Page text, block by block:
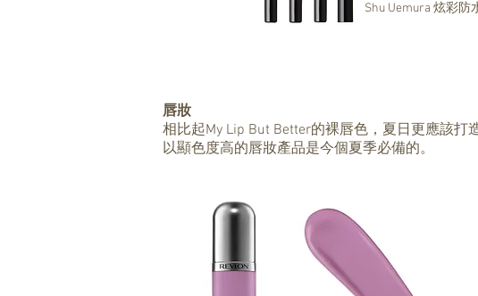
Shu Uemura 炫彩防
唇妝
相比起My Lip But Better的裸唇色，夏日更應該
以顯色度高的唇妝產品是今個夏季必備的。